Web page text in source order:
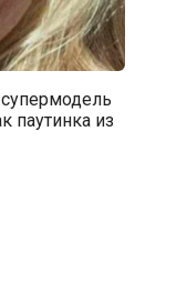
паутинка из